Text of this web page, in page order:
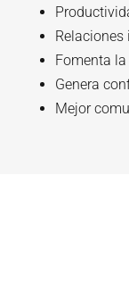
Fomenta
Genera
Mejor